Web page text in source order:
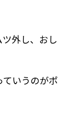
外し、おし
いうのがポ